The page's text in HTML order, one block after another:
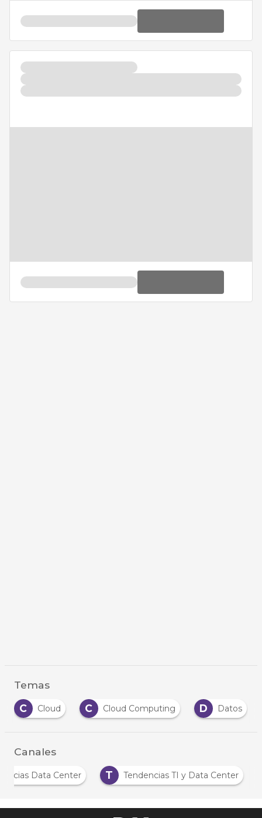
Temas
C
Cloud Computing D Datos E Empresas
Canales
N
Noticias Data Center T Tendencias TI y Data